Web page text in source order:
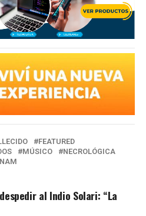
FEATURED
MÚSICO
NECROLÓGICA
al Indio Solari: “La